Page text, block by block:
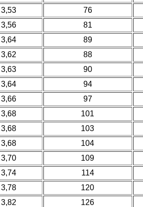
3,53 76
3,56 81
3,64 89
3,62 88
3,63 90
3,64 94
3,66 97
3,68 101
3,68 103
3,68 104
3,70 109
3,74 114
3,78 120
3,82 126